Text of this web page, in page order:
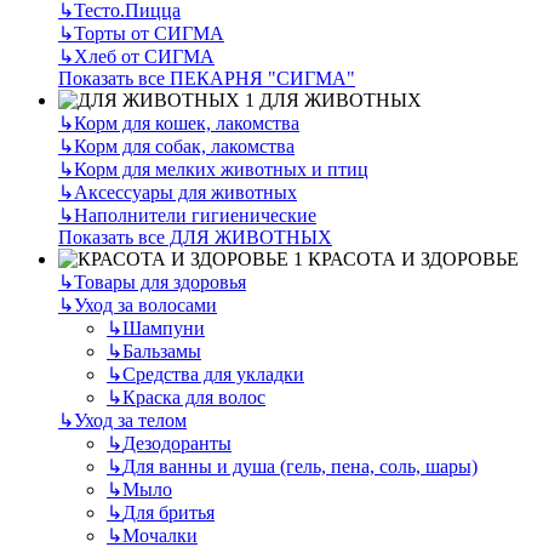
↳Тесто.Пицца
↳Торты от СИГМА
↳Хлеб от СИГМА
Показать все ПЕКАРНЯ "СИГМА"
ДЛЯ ЖИВОТНЫХ
↳Корм для кошек, лакомства
↳Корм для собак, лакомства
↳Корм для мелких животных и птиц
↳Аксессуары для животных
↳Наполнители гигиенические
Показать все ДЛЯ ЖИВОТНЫХ
КРАСОТА И ЗДОРОВЬЕ
↳Товары для здоровья
↳Уход за волосами
↳Шампуни
↳Бальзамы
↳Средства для укладки
↳Краска для волос
↳Уход за телом
↳Дезодоранты
↳Для ванны и душа (гель, пена, соль, шары)
↳Мыло
↳Для бритья
↳Мочалки